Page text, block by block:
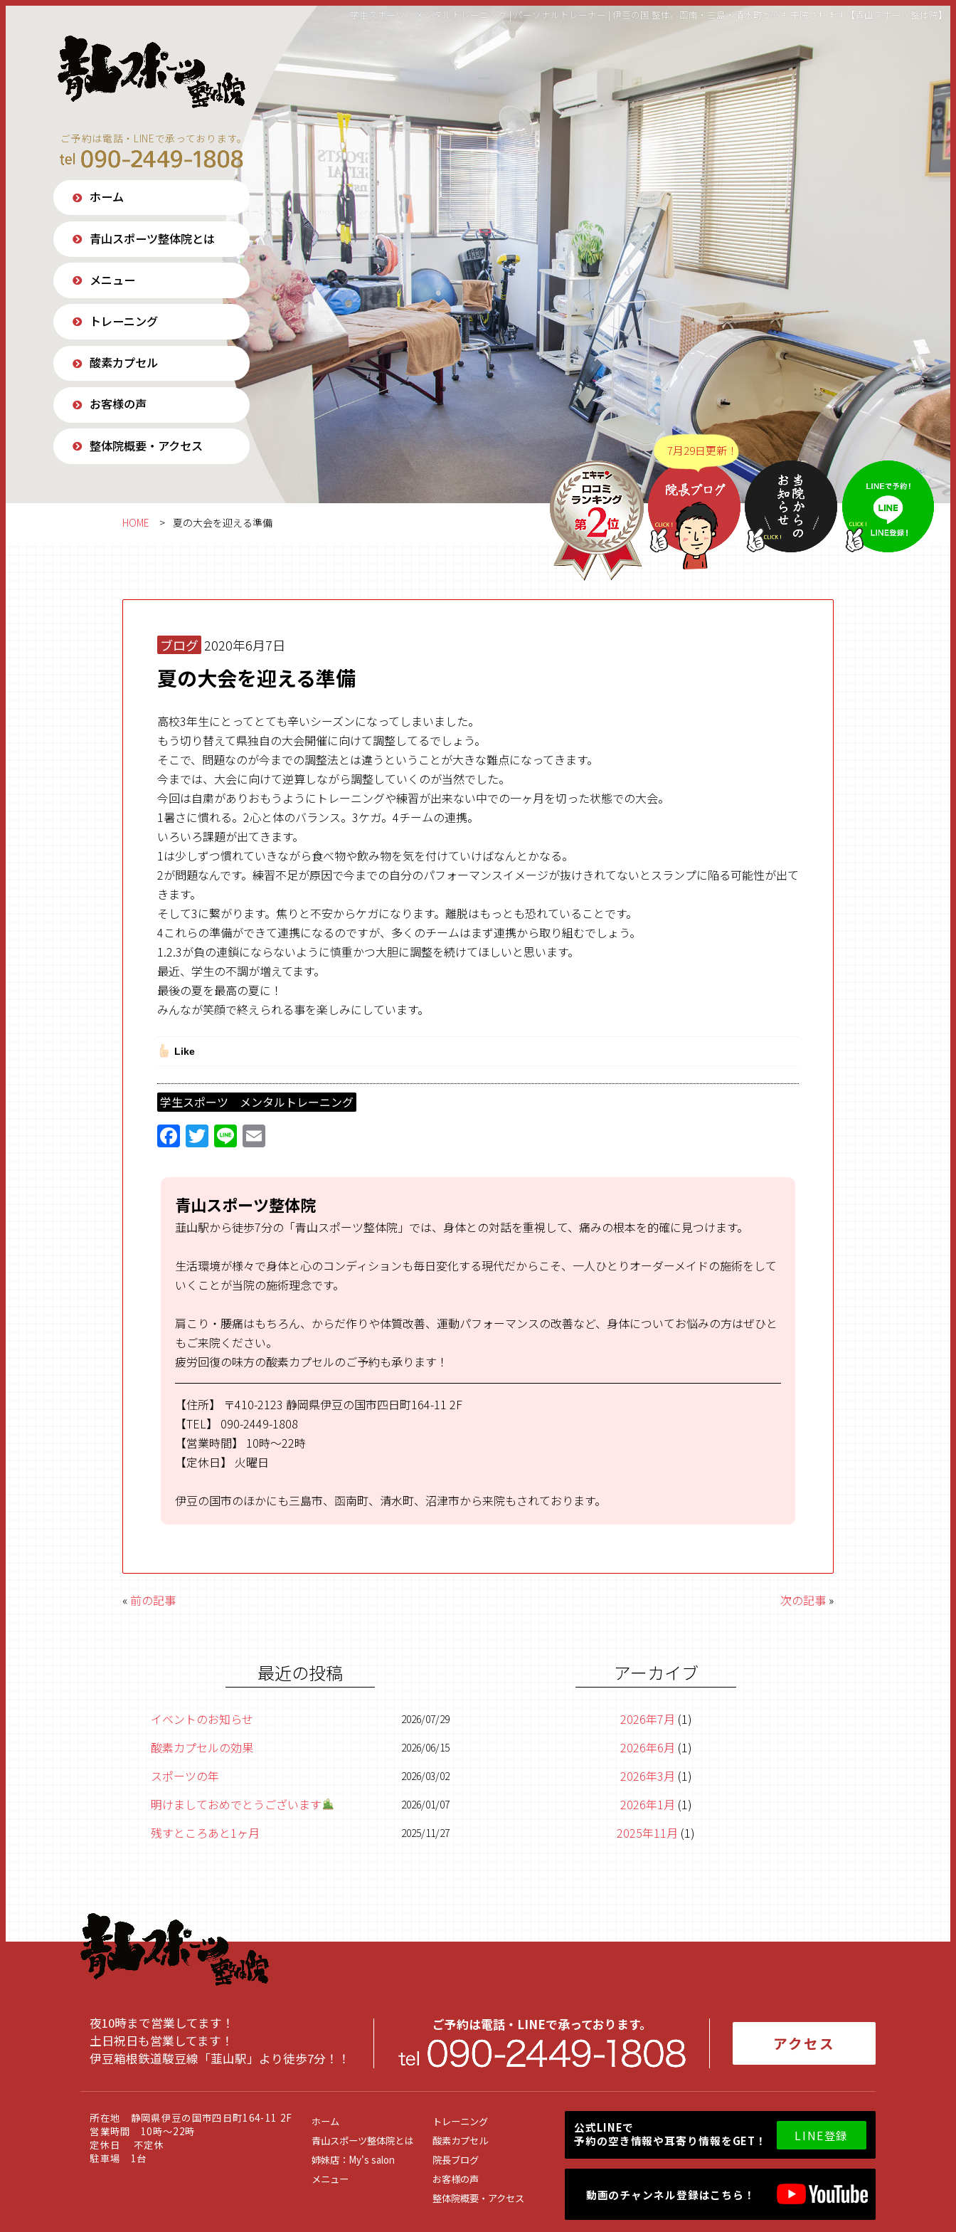
学生スポーツ メンタルトレーニング | パーソナルトレーナー | 伊豆の国 整体。函南・三島・清水町からも来院されます【青山スポーツ整体院】
ご予約は電話・LINEで承っております。
ホーム
青山スポーツ整体院とは
メニュー
トレーニング
酸素カプセル
お客様の声
整体院概要・アクセス 7月29日更新！
HOME 夏の大会を迎える準備
ブログ 2020年6月7日
夏の大会を迎える準備
高校3年生にとってとても辛いシーズンになってしまいました。
もう切り替えて県独自の大会開催に向けて調整してるでしょう。
そこで、問題なのが今までの調整法とは違うということが大きな難点になってきます。
今までは、大会に向けて逆算しながら調整していくのが当然でした。
今回は自粛がありおもうようにトレーニングや練習が出来ない中での一ヶ月を切った状態での大会。
1暑さに慣れる。2心と体のバランス。3ケガ。4チームの連携。
いろいろ課題が出てきます。
1は少しずつ慣れていきながら食べ物や飲み物を気を付けていけばなんとかなる。
2が問題なんです。練習不足が原因で今までの自分のパフォーマンスイメージが抜けきれてないとスランプに陥る可能性が出て
きます。
そして3に繋がります。焦りと不安からケガになります。離脱はもっとも恐れていることです。
4これらの準備ができて連携になるのですが、多くのチームはまず連携から取り組むでしょう。
1.2.3が負の連鎖にならないように慎重かつ大胆に調整を続けてほしいと思います。
最近、学生の不調が増えてます。
最後の夏を最高の夏に！
みんなが笑顔で終えられる事を楽しみにしています。
Like
学生スポーツ メンタルトレーニング
F
a
ce
b
o
k
T
w
itt
er
Li
n
e ai
l
青山スポーツ整体院
韮山駅から徒歩7分の「青山スポーツ整体院」では、身体との対話を重視して、痛みの根本を的確に見つけます。
生活環境が様々で身体と心のコンディションも毎日変化する現代だからこそ、一人ひとりオーダーメイドの施術をして
いくことが当院の施術理念です。
肩こり・腰痛はもちろん、からだ作りや体質改善、運動パフォーマンスの改善など、身体についてお悩みの方はぜひと
もご来院ください。
疲労回復の味方の酸素カプセルのご予約も承ります！
【住所】 〒410-2123 静岡県伊豆の国市四日町164-11 2F
【TEL】
090-2449-1808
【営業時間】
10時～22時
【定休日】
火曜日
伊豆の国市のほかにも三島市、函南町、清水町、沼津市から来院もされております。
« 前の記事 次の記事 »
最近の投稿
イベントのお知らせ 2026/07/29
酸素カプセルの効果 2026/06/15
スポーツの年 2026/03/02
明けましておめでとうございます 2026/01/07
残すところあと1ヶ月 2025/11/27
アーカイブ
2026年7月 (1)
2026年6月 (1)
2026年3月 (1)
2026年1月 (1)
2025年11月 (1)
2025年1月(1)
2024年6月
2024年5月(1)
2024年3月(1)
2023年10月(1)
2023年9月(1)
2023年6月(1)
夜10時まで営業してます！
土日祝日も営業してます！
伊豆箱根鉄道駿豆線「韮山駅」より徒歩7分！！
ご予約は電話・LINEで承っております。
アクセス
所在地 静岡県伊豆の国市四日町164-11 2F
営業時間 10時～22時
定休日 不定休
駐車場 1台
ホーム
青山スポーツ整体院とは
姉妹店：My's salon
メニュー
トレーニング
酸素カプセル
院長ブログ
お客様の声
整体院概要・アクセス
公式LINEで
予約の空き情報や耳寄り情報をGET！
LINE登録
動画のチャンネル登録はこちら！